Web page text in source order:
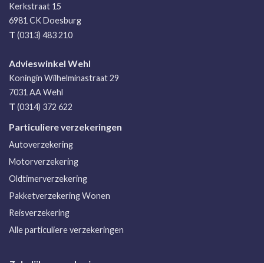
Kerkstraat 15
6981 CK Doesburg
T (0313) 483 210
Advieswinkel Wehl
Koningin Wilhelminastraat 29
7031 AAWehl
T (0314) 372 622
Particuliere verzekeringen
Autoverzekering
Motorverzekering
Oldtimerverzekering
Pakketverzekering Wonen
Reisverzekering
Alle particuliere verzekeringen